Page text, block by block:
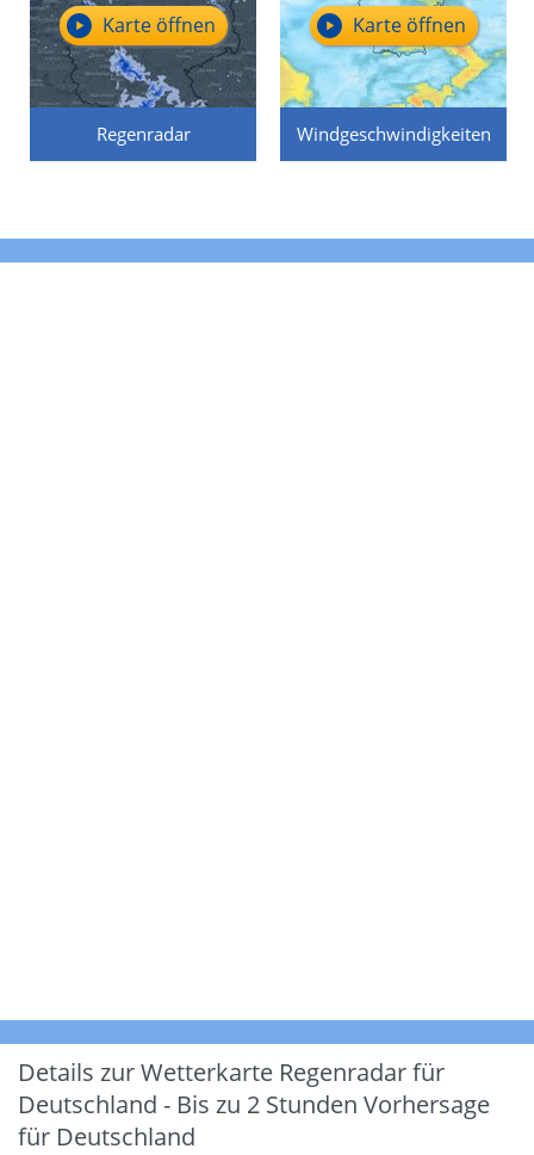
Regenradar
Karte öffnen
Windgeschwindigkeiten
Karte öffnen
Details zur Wetterkarte Regenradar für
Deutschland - Bis zu 2 Stunden Vorhersage
für Deutschland